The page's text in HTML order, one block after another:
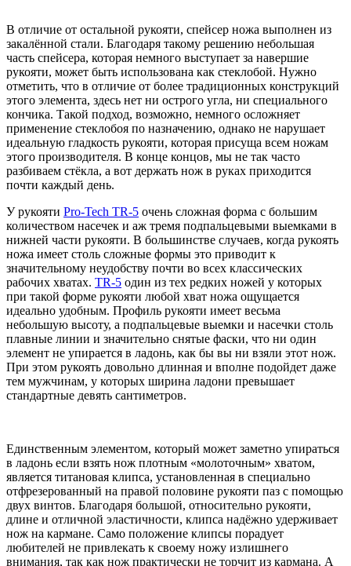
В отличие от остальной рукояти, спейсер ножа выполнен из
закалённой стали. Благодаря такому решению небольшая
часть спейсера, которая немного выступает за навершие
рукояти, может быть использована как стеклобой. Нужно
отметить, что в отличие от более традиционных конструкций
этого элемента, здесь нет ни острого угла, ни специального
кончика. Такой подход, возможно, немного осложняет
применение стеклобоя по назначению, однако не нарушает
идеальную гладкость рукояти, которая присуща всем ножам
этого производителя. В конце концов, мы не так часто
разбиваем стёкла, а вот держать нож в руках приходится
почти каждый день.
У рукояти Pro-Tech TR-5 очень сложная форма с большим
количеством насечек и аж тремя подпальцевыми выемками в
нижней части рукояти. В большинстве случаев, когда рукоять
ножа имеет столь сложные формы это приводит к
значительному неудобству почти во всех классических
рабочих хватах. TR-5 один из тех редких ножей у которых
при такой форме рукояти любой хват ножа ощущается
идеально удобным. Профиль рукояти имеет весьма
небольшую высоту, а подпальцевые выемки и насечки столь
плавные линии и значительно снятые фаски, что ни один
элемент не упирается в ладонь, как бы вы ни взяли этот нож.
При этом рукоять довольно длинная и вполне подойдет даже
тем мужчинам, у которых ширина ладони превышает
стандартные девять сантиметров.
Единственным элементом, который может заметно упираться
в ладонь если взять нож плотным «молоточным» хватом,
является титановая клипса, установленная в специально
отфрезерованный на правой половине рукояти паз с помощью
двух винтов. Благодаря большой, относительно рукояти,
длине и отличной эластичности, клипса надёжно удерживает
нож на кармане. Само положение клипсы порадует
любителей не привлекать к своему ножу излишнего
внимания, так как нож практически не торчит из кармана. А